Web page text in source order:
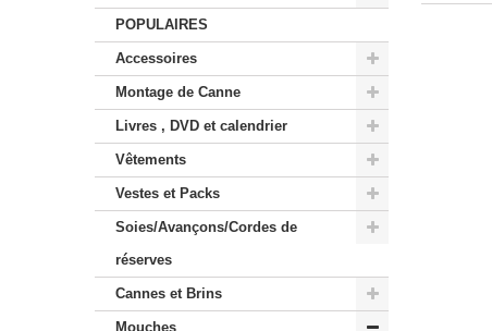
POPULAIRES
Accessoires
Montage de Canne
Livres , DVD et calendrier
Vêtements
Vestes et Packs
Soies/Avançons/Cordes de
réserves
Cannes et Brins
Mouches